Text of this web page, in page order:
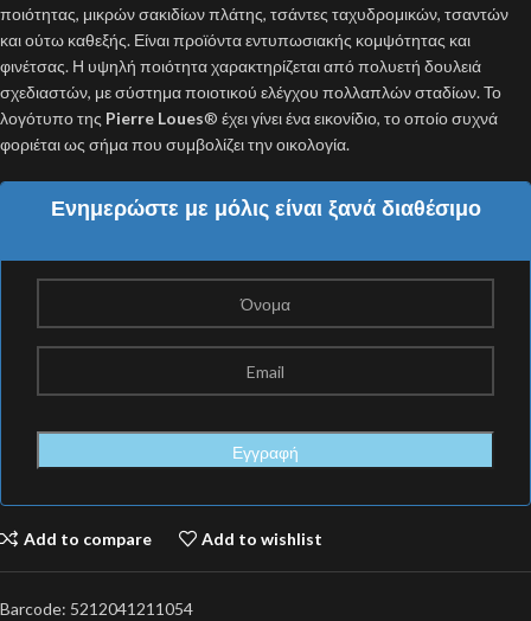
ποιότητας, μικρών σακιδίων πλάτης, τσάντες ταχυδρομικών, τσαντών
και ούτω καθεξής. Είναι προϊόντα εντυπωσιακής κομψότητας και
φινέτσας. Η υψηλή ποιότητα χαρακτηρίζεται από πολυετή δουλειά
σχεδιαστών, με σύστημα ποιοτικού ελέγχου πολλαπλών σταδίων. Το
λογότυπο της Pierre Loues® έχει γίνει ένα εικονίδιο, το οποίο συχνά
φοριέται ως σήμα που συμβολίζει την οικολογία.
Ενημερώστε με μόλις είναι ξανά διαθέσιμο
Add to compare Add to wishlist
Barcode: 5212041211054